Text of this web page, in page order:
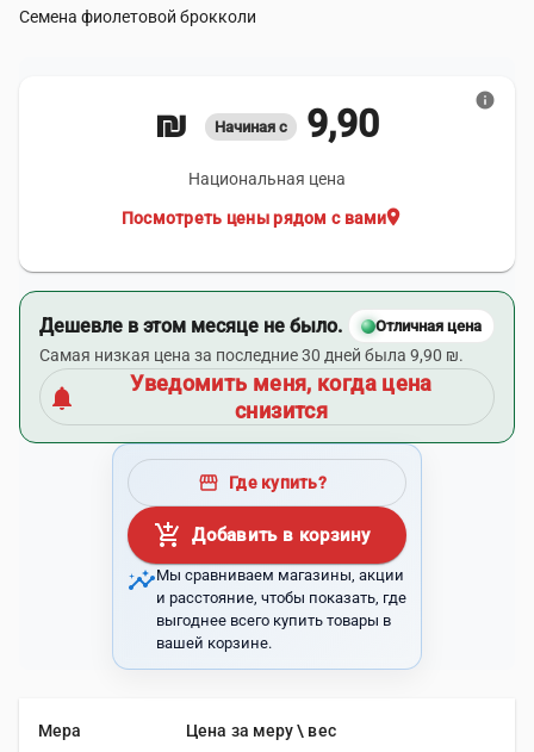
Семена фиолетовой брокколи
Начиная с 9,90 ₪
Национальная цена
location_on
Посмотреть цены рядом с вами
info
Дешевле в этом месяце не было. Отличная цена
Самая низкая цена за последние 30 дней была 9,90 ₪.
notifications
Уведомить меня, когда цена
снизится
storefront Где купить?
add_shopping_cart Добавить в корзину
insightsМы сравниваем магазины, акции
и расстояние, чтобы показать, где
выгоднее всего купить товары в
вашей корзине.
Мера Цена за меру \ вес